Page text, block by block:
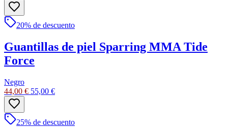
20% de descuento
Guantillas de piel Sparring MMA Tide
Force
Negro
44,00 € 55,00 €
25% de descuento